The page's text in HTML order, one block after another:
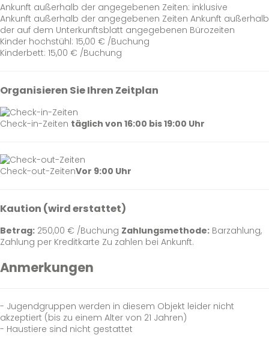
Ankunft außerhalb der angegebenen Zeiten: inklusive
Ankunft außerhalb der angegebenen Zeiten Ankunft außerhalb
der auf dem Unterkunftsblatt angegebenen Bürozeiten
Kinder hochstühl: 15,00 € /Buchung
Kinderbett: 15,00 € /Buchung
Organisieren Sie Ihren Zeitplan
Check-in-Zeiten täglich von 16:00 bis 19:00 Uhr
Check-out-ZeitenVor 9:00 Uhr
Kaution (wird erstattet)
Betrag: 250,00 € /Buchung Zahlungsmethode: Barzahlung,
Zahlung per Kreditkarte Zu zahlen bei Ankunft.
Anmerkungen
- Jugendgruppen werden in diesem Objekt leider nicht
akzeptiert (bis zu einem Alter von 21 Jahren)
- Haustiere sind nicht gestattet